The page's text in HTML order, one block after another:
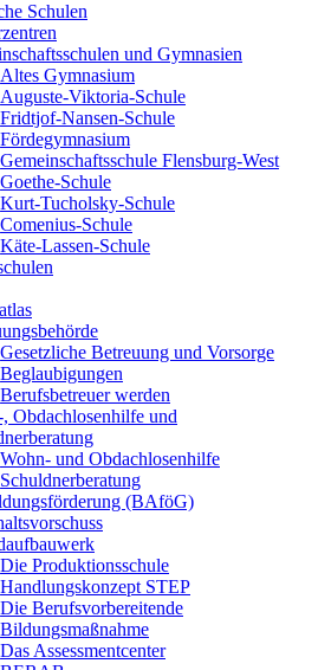
Schulen
und Gymnasien
Altes Gymnasium
Auguste-Viktoria-Schule
Fridtjof-Nansen-Schule
Fördegymnasium
Gemeinschaftsschule Flensburg-West
Goethe-Schule
Kurt-Tucholsky-Schule
Comenius-Schule
Käte-Lassen-Schule
Gesetzliche Betreuung und Vorsorge
Beglaubigungen
Berufsbetreuer werden
Obdachlosenhilfe und
Wohn- und Obdachlosenhilfe
Schuldnerberatung
(BAföG)
Die Produktionsschule
Handlungskonzept STEP
Die Berufsvorbereitende
Bildungsmaßnahme
Das Assessmentcenter